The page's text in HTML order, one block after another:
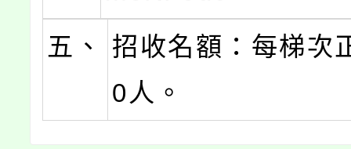
五、
招收名額：每梯次
0人。